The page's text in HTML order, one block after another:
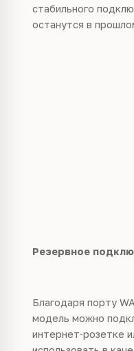
стабильного
останутся в
Резервное
Благодаря порту
модель можно
интернет‑розетке